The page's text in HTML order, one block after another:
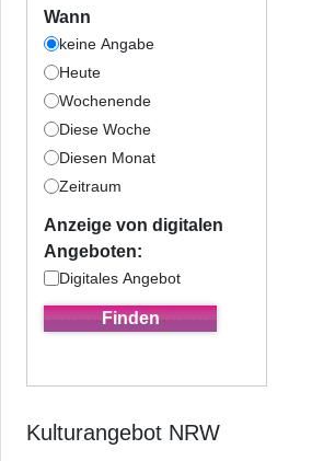
Wann
keine Angabe
Heute
Wochenende
Diese Woche
Diesen Monat
Zeitraum
Anzeige von digitalen
Angeboten:
Digitales Angebot
Kulturangebot NRW